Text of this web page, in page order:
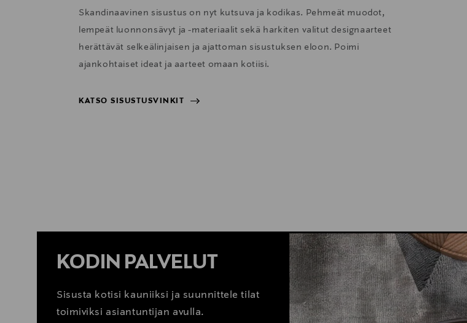
Skandinaavinen sisustus on nyt kutsuva ja kodikas. Pehmeät muodot,
lempeät luonnonsävyt ja -materiaalit sekä harkiten valitut designaarteet
herättävät selkeälinjaisen ja ajattoman sisustuksen eloon. Poimi
ajankohtaiset ideat ja aarteet omaan kotiisi.
KATSO SISUSTUSVINKIT
KODIN PALVELUT
Sisusta kotisi kauniiksi ja suunnittele tilat
toimiviksi asiantuntijan avulla.